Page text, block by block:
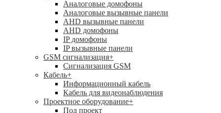
Аналоговые домофоны
Аналоговые вызывные панели
AHD вызывные панели
AHD домофоны
IP домофоны
IP вызывные панели
GSM сигнализация+
Cигнализация GSM
Кабель+
Информационный кабель
Кабель для видеонаблюдения
Проектное оборудование+
Под проект